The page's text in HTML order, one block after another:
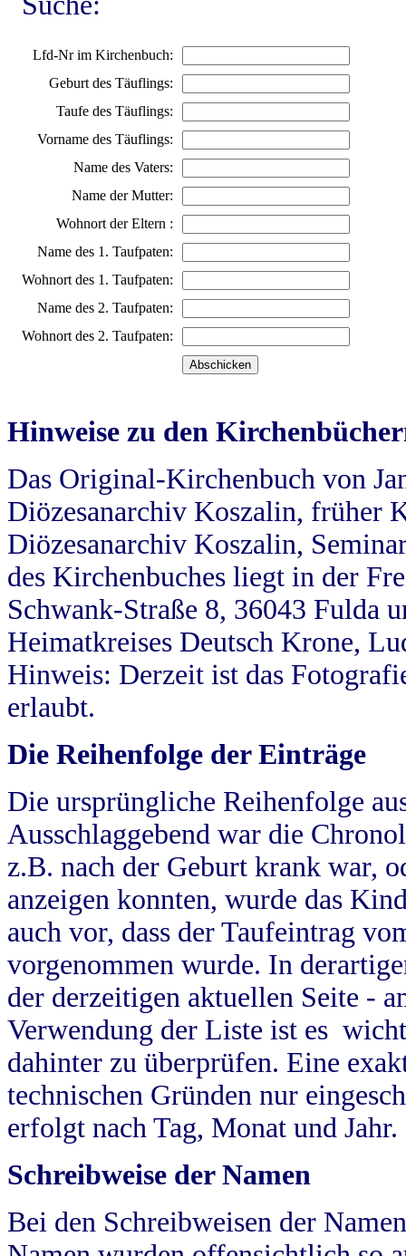
Lfd-Nr im Kirchenbuch:
Geburt des Täuflings:
Taufe des Täuflings:
Vorname des Täuflings:
Name des Vaters:
Name der Mutter:
Wohnort der Eltern :
Name des 1. Taufpaten:
Wohnort des 1. Taufpaten:
Name des 2. Taufpaten:
Wohnort des 2. Taufpaten:
Hinweise zu den
Das Original-Kirchenbuch von
Diözesanarchiv Koszalin, früher
Diözesanarchiv Koszalin,
des Kirchenbuches liegt in der
Schwank-Straße 8, 36043 Fulda
Heimatkreises Deutsch Krone,
Hinweis: Derzeit ist das
erlaubt.
Die Reihenfolge der Einträge
Die ursprüngliche Reihenfolge
Ausschlaggebend war die
z.B. nach der Geburt krank war,
anzeigen konnten, wurde das
auch vor, dass der Taufeintrag
vorgenommen wurde. In
der derzeitigen aktuellen Seite -
Verwendung der Liste ist es
dahinter zu überprüfen. Eine
technischen Gründen nur
erfolgt nach Tag, Monat und Jahr.
Schreibweise der Namen
Bei den Schreibweisen der